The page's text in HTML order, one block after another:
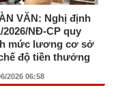
VĂN: Nghị định
2026/NĐ-CP quy
mức lương cơ sở
độ tiền thưởng
2026 06:58